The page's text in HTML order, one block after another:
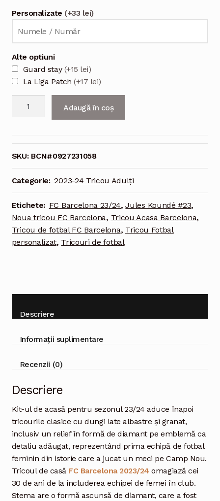
790 lei.
Personalizate (+33 lei)
Alte optiuni
Guard stay (+15 lei)
La Liga Patch(+17 lei)
Jules
Adaugă în coș
SKU: BCN#0927231058
Categorie: 2023-24 Tricou Adulți
Etichete: FC Barcelona 23/24,Jules Koundé #23,
Noua tricou FC Barcelona, Tricou Acasa Barcelona,
Tricou de fotbal FC Barcelona, Tricou Fotbal
personalizat, Tricouri de fotbal
Descriere
Informații suplimentare
Recenzii (0)
Descriere
Kit-ul de acasă pentru sezonul 23/24 aduce înapoi
tricourile clasice cu dungi late albastre și granat,
inclusiv un relief în formă de diamant pe emblemă ca
detaliu adăugat, reprezentând prima echipă de fotbal
feminin din istorie care a jucat un meci pe Camp Nou.
Tricoul de casă FC Barcelona 2023/24 omagiază cei
30 de ani de la includerea echipei de femei în club.
Stema are o formă ascunsă de diamant, care a fost